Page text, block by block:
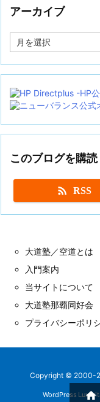
アーカイブ
ー
イ
このブログを購読
 RSS
大道塾／空道とは
入門案内
当サイトについて
大道塾那覇同好会
プライバシーポリ
Copyright © 2000-
WordPress 